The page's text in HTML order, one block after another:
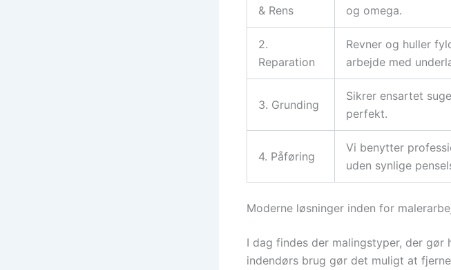
& Rens
og omega.
2.
Reparation
Revner og huller
arbejde med
3. Grunding
Sikrer ensartet
perfekt.
4. Påføring
Vi benytter
uden synlige
Moderne løsninger inden for
I dag findes der malingstyper, der gør
indendørs brug gør det muligt at